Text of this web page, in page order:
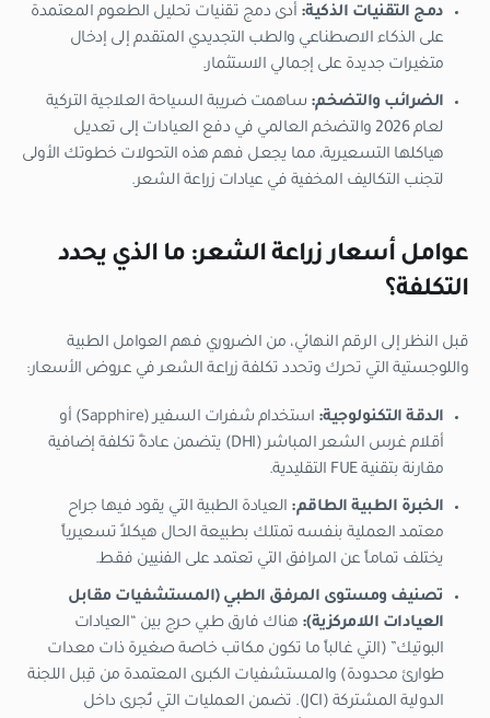
دمج التقنيات الذكية: أدى دمج تقنيات تحليل الطعوم المعتمدة
على الذكاء الاصطناعي والطب التجديدي المتقدم إلى إدخال
متغيرات جديدة على إجمالي الاستثمار.
الضرائب والتضخم: ساهمت ضريبة السياحة العلاجية التركية
لعام 2026 والتضخم العالمي في دفع العيادات إلى تعديل
هياكلها التسعيرية، مما يجعل فهم هذه التحولات خطوتك الأولى
لتجنب التكاليف المخفية في عيادات زراعة الشعر.
عوامل أسعار زراعة الشعر: ما الذي يحدد
التكلفة؟
قبل النظر إلى الرقم النهائي، من الضروري فهم العوامل الطبية
واللوجستية التي تحرك وتحدد تكلفة زراعة الشعر في عروض الأسعار:
الدقة التكنولوجية:
استخدام شفرات السفير (Sapphire) أو
أقلام غرس الشعر المباشر (DHI) يتضمن عادةً تكلفة إضافية
مقارنة بتقنية FUE التقليدية.
الخبرة الطبية الطاقم: العيادة الطبية التي يقود فيها جراح
معتمد العملية بنفسه تمتلك بطبيعة الحال هيكلاً تسعيرياً
يختلف تماماً عن المرافق التي تعتمد على الفنيين فقط.
تصنيف ومستوى المرفق الطبي (المستشفيات مقابل
العيادات اللامركزية): هناك فارق طبي حرج بين “العيادات
البوتيك” (التي غالباً ما تكون مكاتب خاصة صغيرة ذات معدات
طوارئ محدودة) والمستشفيات الكبرى المعتمدة من قِبل اللجنة
الدولية المشتركة (JCI). تضمن العمليات التي تُجرى داخل